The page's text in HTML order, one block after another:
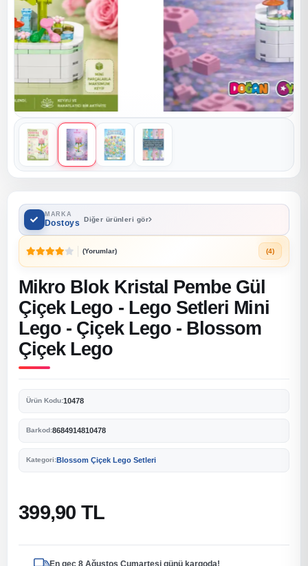
MARKA
Dostoys Diğer ürünleri gör
(Yorumlar) (4)
Mikro Blok Kristal Pembe Gül
Çiçek Lego - Lego Setleri Mini
Lego - Çiçek Lego - Blossom
Çiçek Lego
Ürün Kodu:10478
Barkod:8684914810478
Kategori:Blossom Çiçek Lego Setleri
399,90 TL
En geç 8 Ağustos Cumartesi günü kargoda!